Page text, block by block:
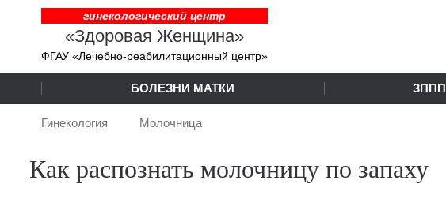
гинекологический центр
«Здоровая Женщина»
ФГАУ «Лечебно-реабилитационный центр»
БОЛЕЗНИ МАТКИ ЗППП
Гинекология Молочница
Как распознать молочницу по запаху